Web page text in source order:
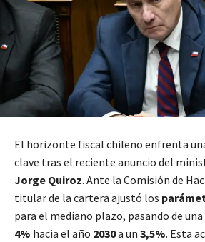
El horizonte fiscal chileno enfrenta
clave tras el reciente anuncio del
Jorge Quiroz. Ante la Comisión de
titular de la cartera ajustó los
para el mediano plazo, pasando de
4% hacia el año 2030a un 3,5%. Esta